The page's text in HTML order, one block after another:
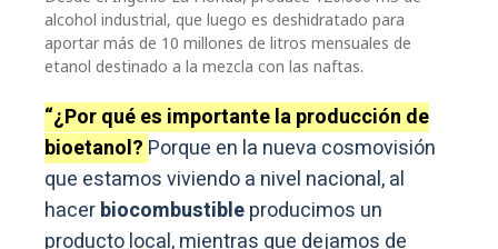
alcohol industrial, que luego es deshidratado para
aportar más de 10 millones de litros mensuales de
etanol destinado a la mezcla con las naftas.
“¿Por qué es importante la producción de
bioetanol? Porque en la nueva cosmovisión
que estamos viviendo a nivel nacional, al
hacerbiocombustibleproducimos un
producto local, mientras que dejamos de